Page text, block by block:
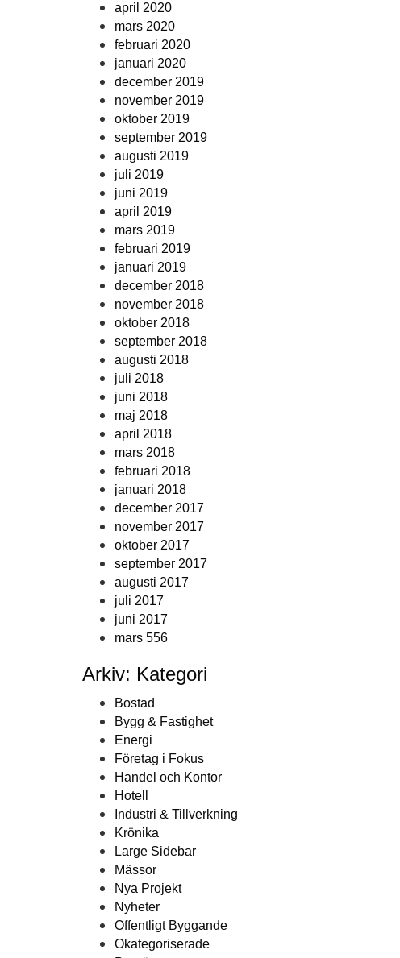
april 2020
mars 2020
februari 2020
januari 2020
december 2019
november 2019
oktober 2019
september 2019
augusti 2019
juli 2019
juni 2019
april 2019
mars 2019
februari 2019
januari 2019
december 2018
november 2018
oktober 2018
september 2018
augusti 2018
juli 2018
juni 2018
maj 2018
april 2018
mars 2018
februari 2018
januari 2018
december 2017
november 2017
oktober 2017
september 2017
augusti 2017
juli 2017
juni 2017
mars 556
Arkiv: Kategori
Bostad
Bygg & Fastighet
Energi
Företag i Fokus
Handel och Kontor
Hotell
Industri & Tillverkning
Krönika
Large Sidebar
Mässor
Nya Projekt
Nyheter
Offentligt Byggande
Okategoriserade